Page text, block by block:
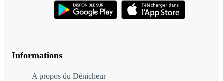
Informations
A propos du Dénicheur